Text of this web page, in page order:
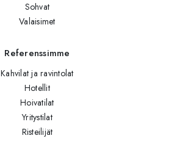
Sohvat
Valaisimet
Referenssimme
Kahvilat ja ravintolat
Hotellit
Hoivatilat
Yritystilat
Risteilijät